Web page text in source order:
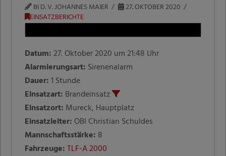
BI D. V. JOHANNES MAIER
27. OKTOBER 2020
EINSATZBERICHTE
Datum:27. Oktober 2020 um 21:48 Uhr
Alarmierungsart: Sirenenalarm
Dauer:1 Stunde
Einsatzart: Brandeinsatz
Einsatzort: Mureck, Hauptplatz
Einsatzleiter: OBI Christian Schuldes
Mannschaftsstärke: 8
Fahrzeuge: TLF-A 2000